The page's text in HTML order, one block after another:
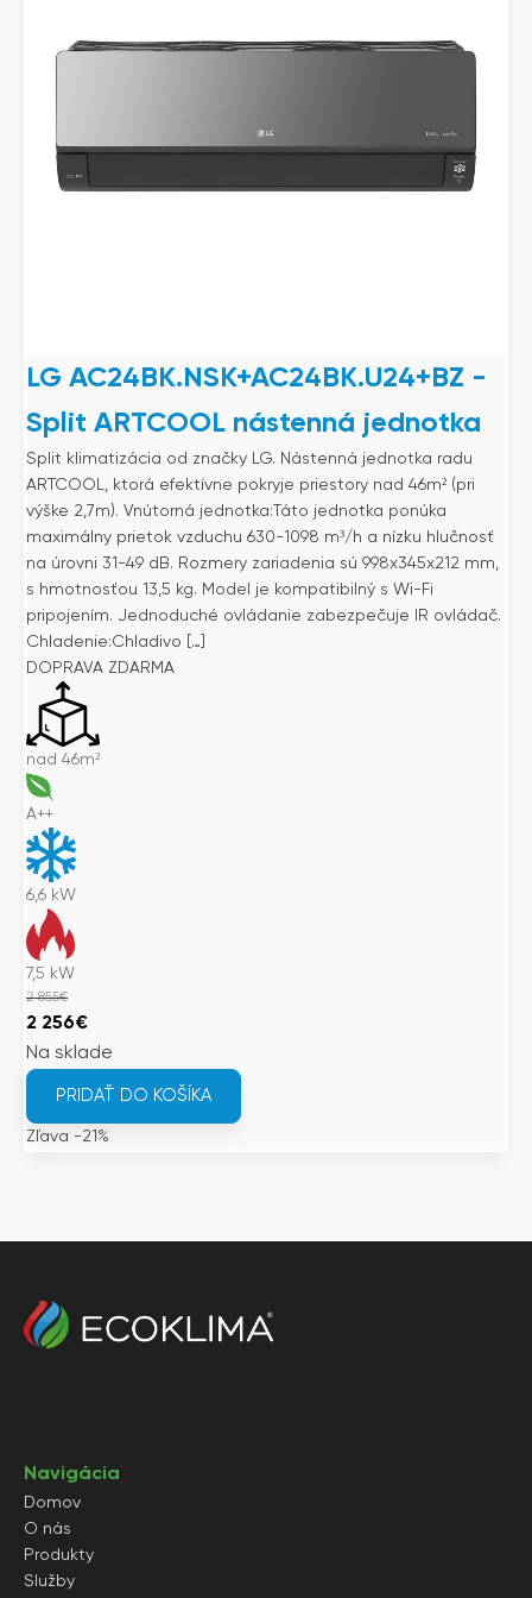
LG AC24BK.NSK+AC24BK.U24+BZ -
Split ARTCOOL nástenná jednotka
Split klimatizácia od značky LG. Nástenná jednotka radu
ARTCOOL, ktorá efektívne pokryje priestory nad 46m² (pri
výške 2,7m). Vnútorná jednotka:Táto jednotka ponúka
maximálny prietok vzduchu 630-1098 m³/h a nízku hlučnosť
na úrovni 31-49 dB. Rozmery zariadenia sú 998x345x212 mm,
s hmotnosťou 13,5 kg. Model je kompatibilný s Wi-Fi
pripojením. Jednoduché ovládanie zabezpečuje IR ovládač.
Chladenie:Chladivo […]
DOPRAVA ZDARMA
nad 46m²
A++
6,6 kW
7,5 kW
2 855€
Pôvodná
cena
bola:
2
855€.
2 256€Aktuálna
cena
je:
256€.
Na sklade
PRIDAŤ DO KOŠÍKA
Zľava -21%
Navigácia
Domov
O nás
Produkty
Služby